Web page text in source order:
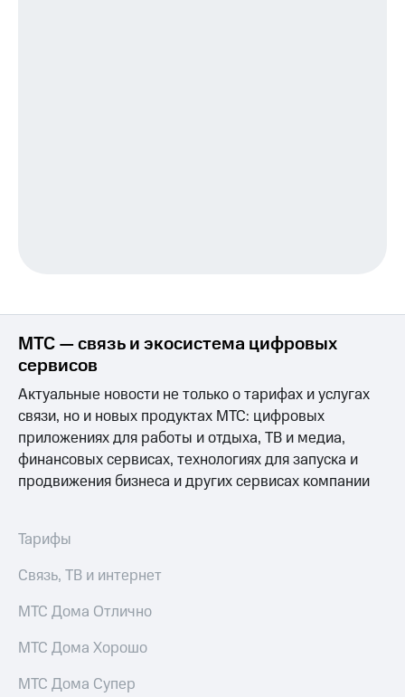
магазин
Смартфоны
Наушники
и
колонки
Умные
часы
дом
Планшеты
и
МТС — связь и экосистема цифровых
сервисов
Актуальные новости не только о тарифах и услугах
связи, но и новых продуктах МТС: цифровых
приложениях для работы и отдыха, ТВ и медиа,
финансовых сервисах, технологиях для запуска и
продвижения бизнеса и других сервисах компании
Тарифы
Связь, ТВ и интернет
МТС Дома Отлично
МТС Дома Хорошо
МТС Дома Супер